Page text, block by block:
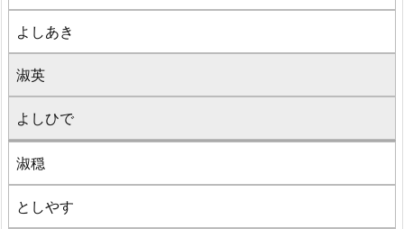
よしあき
淑英
よしひで
淑穏
としやす